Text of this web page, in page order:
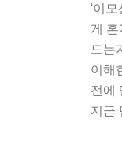
'이모
게
드는
이해
전에
지금